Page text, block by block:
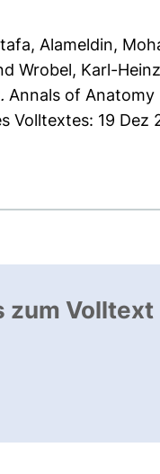
, Alameldin,
Wrobel, Karl-Heinz
Annals of
Volltextes: 19 Dez
zum Volltext
neues